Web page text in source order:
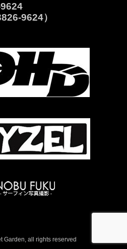
9624）
Garden, all rights reserved